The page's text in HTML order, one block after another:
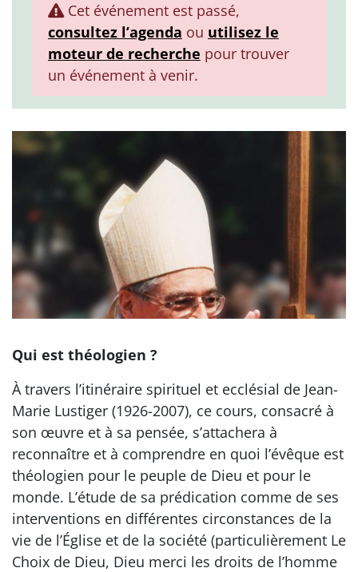
Cet événement est passé,
consultez l’agenda ou utilisez le
moteur de recherche pour trouver
un événement à venir.
Qui est théologien ?
À travers l’itinéraire spirituel et ecclésial de Jean-
Marie Lustiger (1926-2007), ce cours, consacré à
son œuvre et à sa pensée, s’attachera à
reconnaître et à comprendre en quoi l’évêque est
théologien pour le peuple de Dieu et pour le
monde. L’étude de sa prédication comme de ses
interventions en différentes circonstances de la
vie de l’Église et de la société (particulièrement Le
Choix de Dieu, Dieu merci les droits de l’homme